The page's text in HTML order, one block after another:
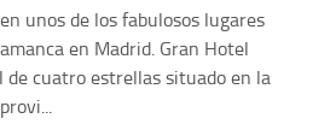
unos de los fabulosos lugares
en Madrid. Gran Hotel
de cuatro estrellas situado en la